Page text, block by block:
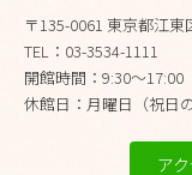
〒135-0061 東京都江東
TEL：03-3534-1111
開館時間：9:30～17:00
休館日：月曜日（祝日
ア